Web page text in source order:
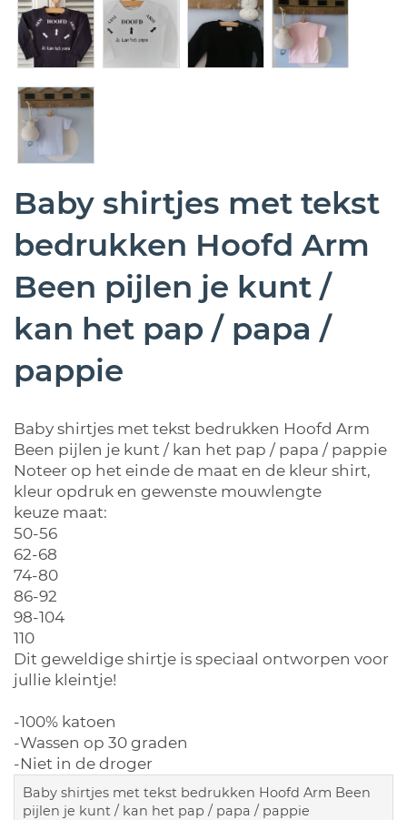
Baby shirtjes met tekst
bedrukken Hoofd Arm
Been pijlen je kunt /
kan het pap / papa /
pappie
Baby shirtjes met tekst bedrukken Hoofd Arm
Been pijlen je kunt / kan het pap / papa / pappie
Noteer op het einde de maat en de kleur shirt,
kleur opdruk en gewenste mouwlengte
keuze maat:
50-56
62-68
74-80
86-92
98-104
110
Dit geweldige shirtje is speciaal ontworpen voor
jullie kleintje!
-100% katoen
-Wassen op 30 graden
-Niet in de droger
Baby shirtjes met tekst bedrukken Hoofd Arm Been
pijlen je kunt / kan het pap / papa / pappie